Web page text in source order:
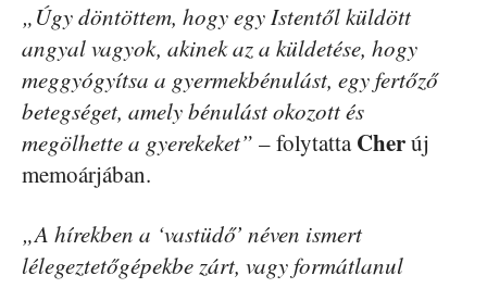
„Úgy döntöttem, hogy egy Istentől küldött
angyal vagyok, akinek az a küldetése, hogy
meggyógyítsa a gyermekbénulást, egy fertőző
betegséget, amely bénulást okozott és
megölhette a gyerekeket” – folytattaCherúj
memoárjában.
„A hírekben a ‘vastüdő’ néven ismert
lélegeztetőgépekbe zárt, vagy formátlanul